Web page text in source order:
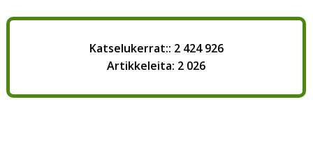
Katselukerrat:: 2 424 926
Artikkeleita: 2 026